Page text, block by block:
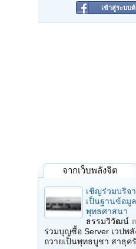
เข้าสู่ระบบ
จากเว็บพลังจิต
เชิญร่วมบริจ
เป็นฐานข้อมู
พุทธศาสนา
ธรรมวิวัฒน์
ร่วมบุญซื้อ Server เวปพ
ถวายเป็นพุทธบูชา สาธุค